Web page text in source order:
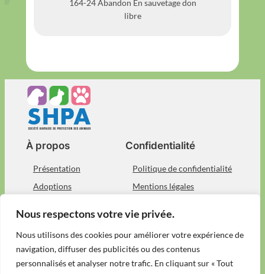
Nous respectons votre vie privée.
Nous utilisons des cookies pour améliorer votre expérience de
navigation, diffuser des publicités ou des contenus
personnalisés et analyser notre trafic. En cliquant sur « Tout
164-24 Abandon En sauvetage don
libre
À propos
Présentation
Adoptions
Confidentialité
Politique de confidentialité
Mentions légales
Facebook
Instagram